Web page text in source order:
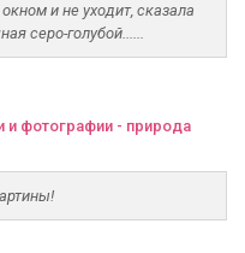
и не уходит, сказала
серо-голубой......
и фотографии - природа